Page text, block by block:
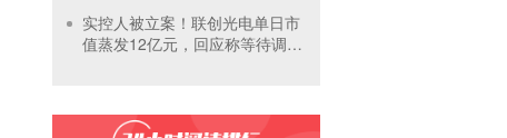
实控人被立案！联创光电单日市
值蒸发12亿元，回应称等待调查